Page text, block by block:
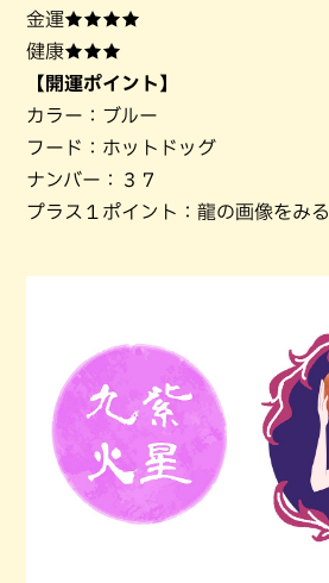
金運★★★★
健康★★★
【開運ポイント】
カラー：ブルー
フード：ホットドッグ
ナンバー：３７
プラス１ポイント：龍の画像をみる